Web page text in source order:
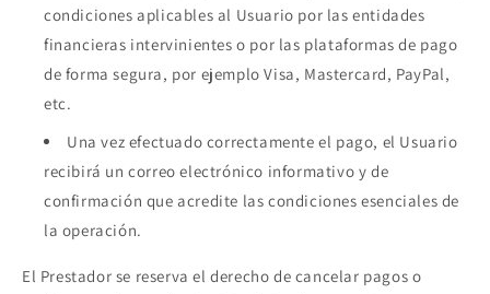
condiciones aplicables al Usuario por las entidades
financieras intervinientes o por las plataformas de pago
de forma segura, por ejemplo Visa, Mastercard, PayPal,
etc.
Una vez efectuado correctamente el pago, el Usuario
recibirá un correo electrónico informativo y de
confirmación que acredite las condiciones esenciales de
la operación.
El Prestador se reserva el derecho de cancelar pagos o